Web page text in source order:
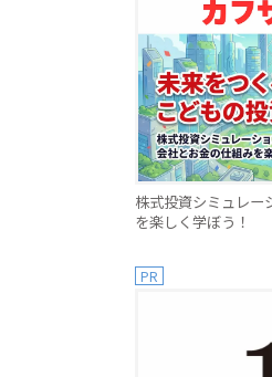
株式投資シミュレー
を楽しく学ぼう！
PR